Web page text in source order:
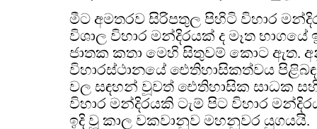
මීට අමතරව සිරිපතුල පිහිටි විහාර
විශාල විහාර මන්දිරයක් ද මෑත
ජාතක කතා මෙහි සිතුවම් කොට ඇත.
විහාරස්ථානයේ ඓතිහාසිකත්වය පිළිබඳ
වල සඳහන් වූවත් ඓතිහාසික සාධක
විහාර මන්දිරයකි ටැම් පිට විහාර
ඉදි වූ කාල වකවානුව මහනුවර යුගයයි.